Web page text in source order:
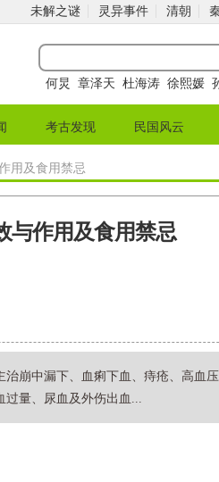
未解之谜 灵异事件 清朝
何炅 章泽天 杜海涛 徐熙媛
考古发现 民国风云
用及食用禁忌
与作用及食用禁忌
治崩中漏下、血痢下血、痔疮、高血
量、尿血及外伤出血...